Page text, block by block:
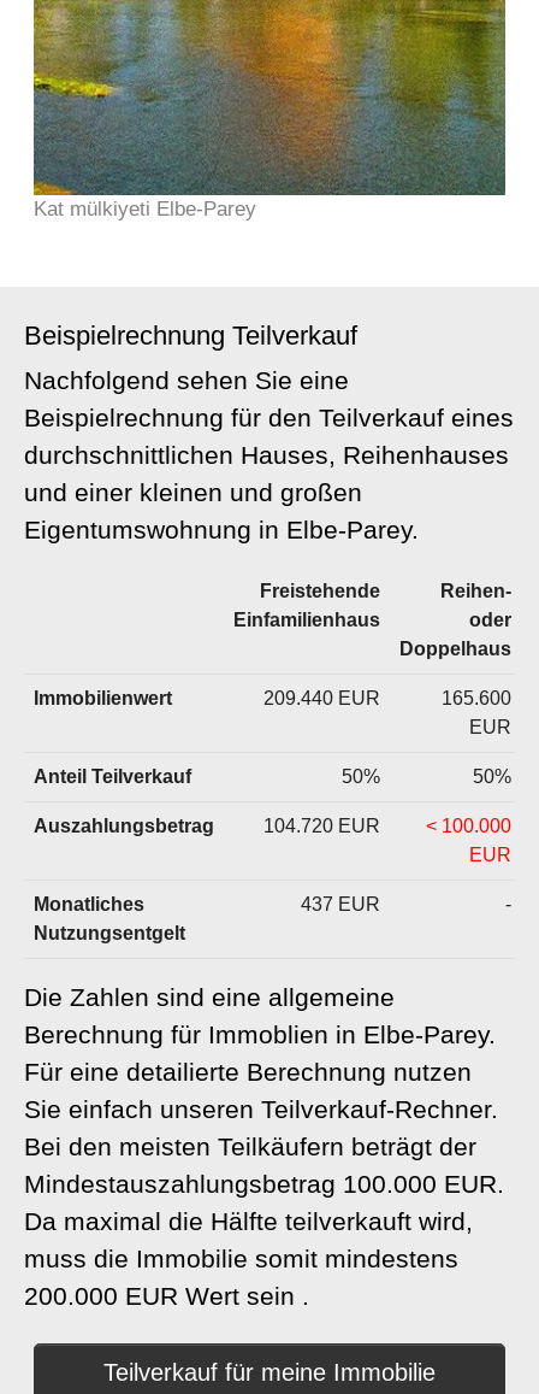
Kat mülkiyeti Elbe-Parey
Beispielrechnung Teilverkauf
Nachfolgend sehen Sie eine
Beispielrechnung für den Teilverkauf eines
durchschnittlichen Hauses, Reihenhauses
und einer kleinen und großen
Eigentumswohnung in Elbe-Parey.
Freistehende
Einfamilienhaus
Reihen-
oder
Doppelhaus
Immobilienwert 209.440 EUR
165.600
EUR
Anteil Teilverkauf 50% 50%
Auszahlungsbetrag 104.720 EUR
< 100.000
EUR
Monatliches
Nutzungsentgelt
437 EUR -
Die Zahlen sind eine allgemeine
Berechnung für Immoblien in Elbe-Parey.
Für eine detailierte Berechnung nutzen
Sie einfach unseren Teilverkauf-Rechner.
Bei den meisten Teilkäufern beträgt der
Mindestauszahlungsbetrag 100.000 EUR.
Da maximal die Hälfte teilverkauft wird,
muss die Immobilie somit mindestens
200.000 EUR Wert sein .
Teilverkauf für meine Immobilie